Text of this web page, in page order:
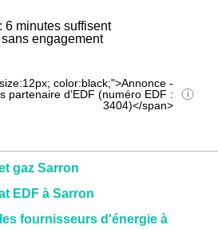
6 minutes suffisent
engagement
color:black;">Annonce -
partenaire d’EDF (numéro EDF :
3404)</span>
gaz Sarron
EDF à Sarron
fournisseurs d'énergie à